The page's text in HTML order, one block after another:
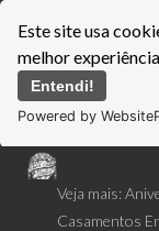
Este site usa
melhor
Entendi!
Powered by
Veja mais:
Casamentos